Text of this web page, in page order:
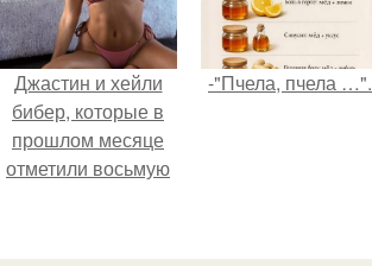
Джастин и хейли
бибер, которые в
прошлом месяце
отметили восьмую
новые фото с
-"Пчела, пчела …".